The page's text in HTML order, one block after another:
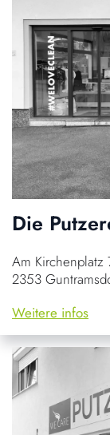
Die
Am Kirchenplatz
2353
Weitere infos